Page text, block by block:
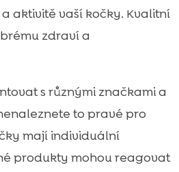
aktivitě vaší kočky. Kvalitní
zdraví a
s různými značkami a
to pravé pro
mají individuální
produkty mohou reagovat